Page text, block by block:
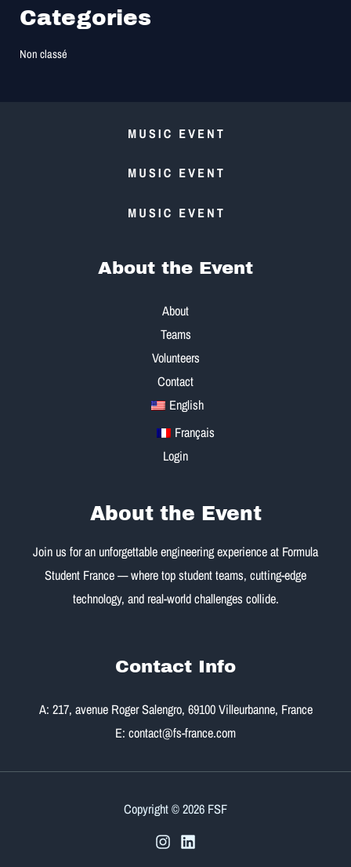
Categories
Non classé
About the Event
About
Teams
Volunteers
Contact
English
Français
Login
About the Event
Join us for an unforgettable engineering experience at Formula
Student France — where top student teams, cutting-edge
technology, and real-world challenges collide.
Contact Info
A: 217, avenue Roger Salengro, 69100 Villeurbanne, France
E: contact@fs-france.com
Copyright © 2026 FSF